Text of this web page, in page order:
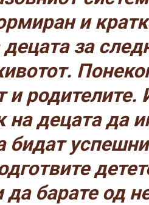
и
за
и родителите.
на децата да
бидат
да барате од